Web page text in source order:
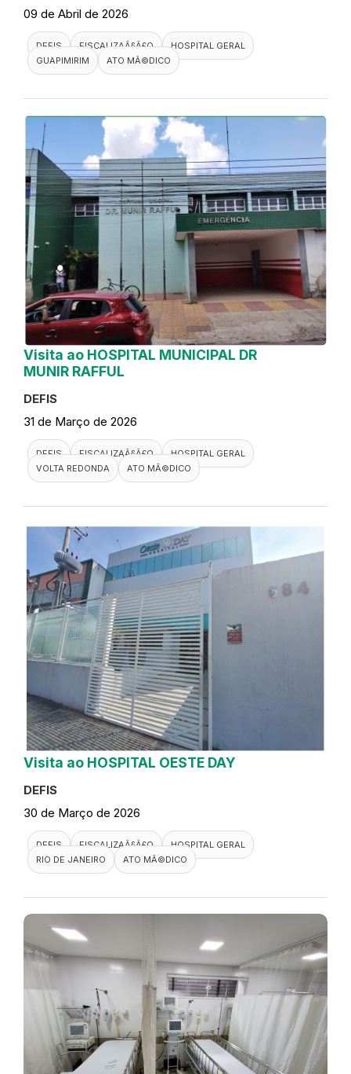
09 de Abril de 2026
DEFIS FISCALIZAÃ§Ã£O
HOSPITAL GERAL
GUAPIMIRIM
ATO MÃ©DICO
Visita ao HOSPITAL MUNICIPAL DR
MUNIR RAFFUL
DEFIS
31 de Março de 2026
DEFIS FISCALIZAÃ§Ã£O
HOSPITAL GERAL
VOLTA REDONDA
ATO MÃ©DICO
Visita ao HOSPITAL OESTE DAY
DEFIS
30 de Março de 2026
DEFIS FISCALIZAÃ§Ã£O
HOSPITAL GERAL
RIO DE JANEIRO
ATO MÃ©DICO